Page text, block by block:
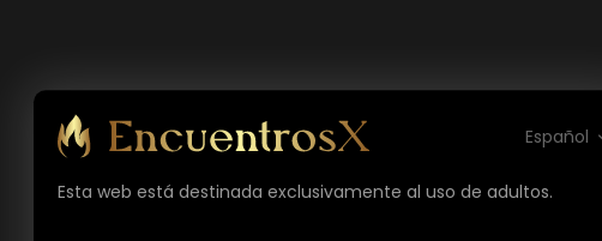
Español
Esta web está destinada exclusivamente al uso de adultos.